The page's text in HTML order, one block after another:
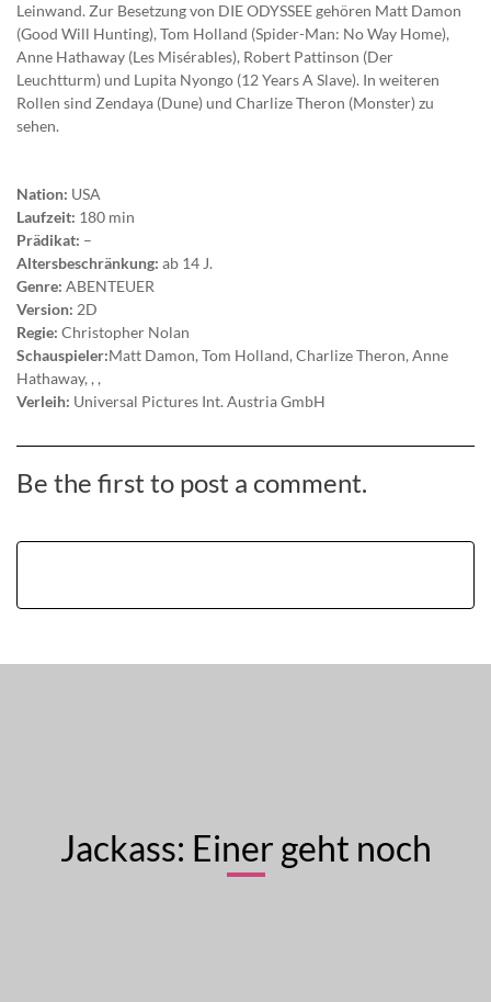
Leinwand. Zur Besetzung von DIE ODYSSEE gehören Matt Damon
(Good Will Hunting), Tom Holland (Spider-Man: No Way Home),
Anne Hathaway (Les Misérables), Robert Pattinson (Der
Leuchtturm) und Lupita Nyongo (12 Years A Slave). In weiteren
Rollen sind Zendaya (Dune) und Charlize Theron (Monster) zu
sehen.
Nation: USA
Laufzeit: 180 min
Prädikat: –
Altersbeschränkung: ab 14 J.
Genre: ABENTEUER
Version: 2D
Regie: Christopher Nolan
Schauspieler:Matt Damon, Tom Holland, Charlize Theron, Anne
Hathaway, , ,
Verleih: Universal Pictures Int. Austria GmbH
Be the first to post a comment.
Jackass: Einer geht noch